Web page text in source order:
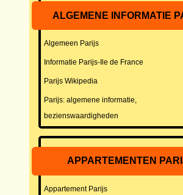
ALGEMENE INFORMATIE
Algemeen Parijs
Informatie Parijs-Ile de France
Parijs Wikipedia
Parijs: algemene informatie,
bezienswaardigheden
APPARTEMENTEN
Appartement Parijs